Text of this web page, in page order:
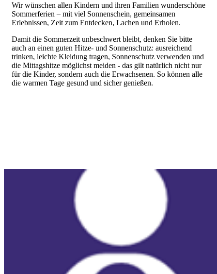
Wir wünschen allen Kindern und ihren Familien wunderschöne
Sommerferien – mit viel Sonnenschein, gemeinsamen
Erlebnissen, Zeit zum Entdecken, Lachen und Erholen.
Damit die Sommerzeit unbeschwert bleibt, denken Sie bitte
auch an einen guten Hitze- und Sonnenschutz: ausreichend
trinken, leichte Kleidung tragen, Sonnenschutz verwenden und
die Mittagshitze möglichst meiden - das gilt natürlich nicht nur
für die Kinder, sondern auch die Erwachsenen. So können alle
die warmen Tage gesund und sicher genießen.